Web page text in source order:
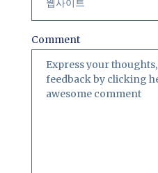
Comment